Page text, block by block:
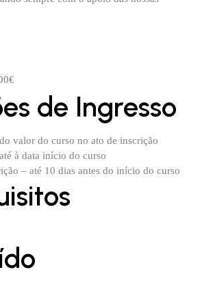
de Ingresso
valor do curso no ato de inscrição
à data início do curso
– até 10 dias antes do início do curso